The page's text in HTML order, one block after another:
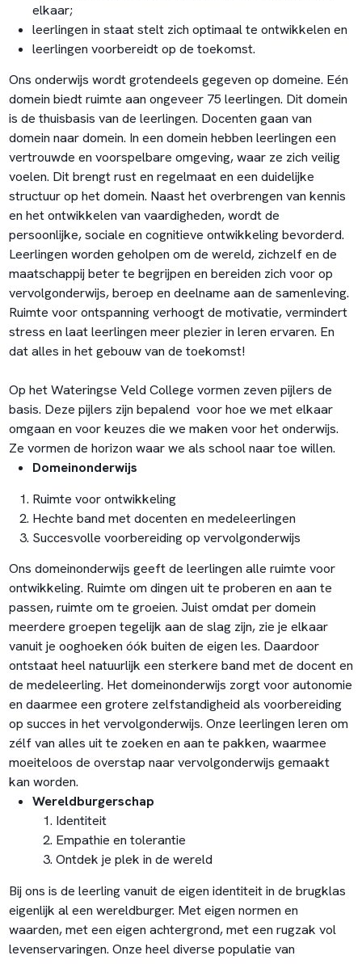
elkaar;
leerlingen in staat stelt zich optimaal te ontwikkelen en
leerlingen voorbereidt op de toekomst.
Ons onderwijs wordt grotendeels gegeven op domeine. Eén
domein biedt ruimte aan ongeveer 75 leerlingen. Dit domein
is de thuisbasis van de leerlingen. Docenten gaan van
domein naar domein. In een domein hebben leerlingen een
vertrouwde en voorspelbare omgeving, waar ze zich veilig
voelen. Dit brengt rust en regelmaat en een duidelijke
structuur op het domein. Naast het overbrengen van kennis
en het ontwikkelen van vaardigheden, wordt de
persoonlijke, sociale en cognitieve ontwikkeling bevorderd.
Leerlingen worden geholpen om de wereld, zichzelf en de
maatschappij beter te begrijpen en bereiden zich voor op
vervolgonderwijs, beroep en deelname aan de samenleving.
Ruimte voor ontspanning verhoogt de motivatie, vermindert
stress en laat leerlingen meer plezier in leren ervaren. En
dat alles in het gebouw van de toekomst!
Op het Wateringse Veld College vormen zeven pijlers de
basis. Deze pijlers zijn bepalend voor hoe we met elkaar
omgaan en voor keuzes die we maken voor het onderwijs.
Ze vormen de horizon waar we als school naar toe willen.
Domeinonderwijs
Ruimte voor ontwikkeling
Hechte band met docenten en medeleerlingen
Succesvolle voorbereiding op vervolgonderwijs
Ons domeinonderwijs geeft de leerlingen alle ruimte voor
ontwikkeling. Ruimte om dingen uit te proberen en aan te
passen, ruimte om te groeien. Juist omdat per domein
meerdere groepen tegelijk aan de slag zijn, zie je elkaar
vanuit je ooghoeken óók buiten de eigen les. Daardoor
ontstaat heel natuurlijk een sterkere band met de docent en
de medeleerling. Het domeinonderwijs zorgt voor autonomie
en daarmee een grotere zelfstandigheid als voorbereiding
op succes in het vervolgonderwijs. Onze leerlingen leren om
zélf van alles uit te zoeken en aan te pakken, waarmee
moeiteloos de overstap naar vervolgonderwijs gemaakt
kan worden.
Wereldburgerschap
Identiteit
Empathie en tolerantie
Ontdek je plek in de wereld
Bij ons is de leerling vanuit de eigen identiteit in de brugklas
eigenlijk al een wereldburger. Met eigen normen en
waarden, met een eigen achtergrond, met een rugzak vol
levenservaringen. Onze heel diverse populatie van